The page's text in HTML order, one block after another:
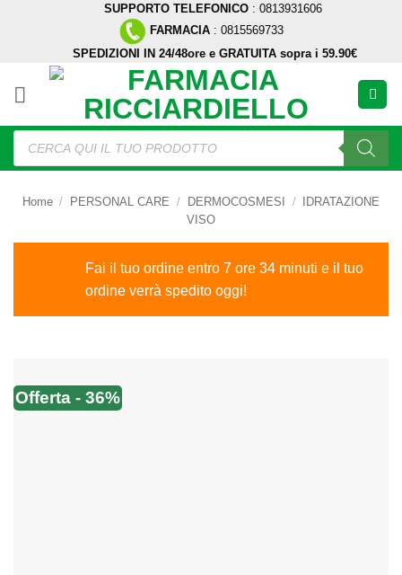
SUPPORTO TELEFONICO : 0813931606
FARMACIA : 0815569733
SPEDIZIONI IN 24/48ore e GRATUITA sopra i 59.90€
Ricerca
prodotti
Home / PERSONAL CARE / DERMOCOSMESI /
IDRATAZIONE
VISO
Fai il tuo ordine entro 7 ore 34 minuti e il tuo
ordine verrà spedito oggi!
Offerta - 36%